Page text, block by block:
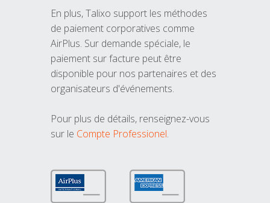
En plus, Talixo support les méthodes
de paiement corporatives comme
AirPlus. Sur demande spéciale, le
paiement sur facture peut être
disponible pour nos partenaires et des
organisateurs d'événements.
Pour plus de détails, renseignez-vous
sur le Compte Professionel.